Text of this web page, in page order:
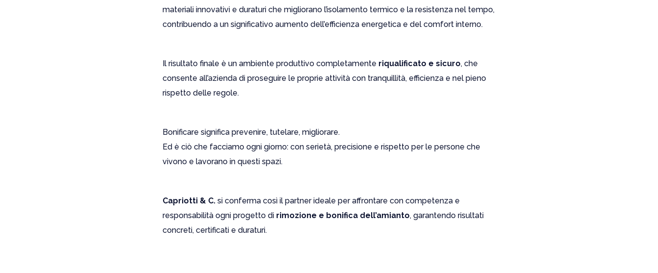
materiali innovativi e duraturi che migliorano l’isolamento termico e la resistenza nel tempo,
contribuendo a un significativo aumento dell’efficienza energetica e del comfort interno.
Il risultato finale è un ambiente produttivo completamente riqualificato e sicuro, che
consente all’azienda di proseguire le proprie attività con tranquillità, efficienza e nel pieno
rispetto delle regole.
Bonificare significa prevenire, tutelare, migliorare.
Ed è ciò che facciamo ogni giorno: con serietà, precisione e rispetto per le persone che
vivono e lavorano in questi spazi.
Capriotti & C. si conferma così il partner ideale per affrontare con competenza e
responsabilità ogni progetto di rimozione e bonifica dell’amianto, garantendo risultati
concreti, certificati e duraturi.